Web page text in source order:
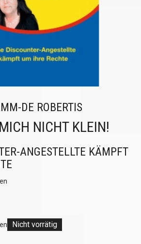
DE ROBERTIS
NICHT KLEIN!
ANGESTELLTE KÄMPFT
Nicht vorrätig